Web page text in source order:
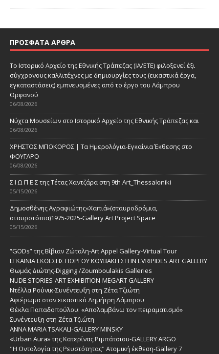
ΠΡΌΣΦΑΤΑ ΆΡΘΡΑ
Το Ιστορικό Αρχείο της Εθνικής Τράπεζας (ΙΑ/ΕΤΕ) φιλοξενεί έξι
σύγχρονους καλλιτέχνες με δημιουργίες τους (εικαστικά έργα,
εγκαταστάσεις) εμπνευσμένες από το έργο του Λάμπρου
Ορφανού
06/08/2026
Νύχτα Μουσείων στο Ιστορικό Αρχείο της Εθνικής Τράπεζας και
06/08/2026
ΧΡΗΣΤΟΣ ΜΠΟΚΟΡΟΣ | Τα Ημερολόγια-Εγκαίνια Έκθεσης στο
ΦΟΥΓΑΡΟ
06/08/2026
Σ Ι Ω Π Ε Σ της Τέτας Χαντζάρα στη 9th Art_Thessaloniki
05/15/2026
Δημοσθένης Αγραφιώτης«Xαrtιά»(σταυροδρόμια,
σταυροτόπια)1975-2025-Gallery Art Project Space
05/15/2026
“GODs” της Βίβιαν Ζώταλη-Art Appel Gallery-Virtual Tour
ΕΓΚΑΙΝΙΑ ΕΚΘΕΣΗΣ ΓΙΩΡΓΟΥ ΚΟΥΒΑΚΗ ΣΤΗΝ EVRIPIDES ART GALLERY
Θωμάς Διώτης-Digging /Zoumboulakis Galleries
NUDE STORIES-ΑRT EXHIBITION-MEGART GALLERY
Ντέλλα Ρούνικ-Συνέντευξη στη Ζέτα Τζιώτη
Αφιέρωμα στον εικαστικό Δημήτρη Λάμπρου
Θέκλα Παπαδοπούλου: «Απολαμβάνω τον πειραματισμό»
Συνέντευξη στη Ζέτα Τζιώτη
ANNA MARIA TSAKALI-GALLERY MINSKY
«Urban Aura» της Κατερίνας Ριμπάτσιου-GALLERY ARGO
"Η Οντολογία της Ρευστότητας" Ατομική έκθεση-Gallery 7